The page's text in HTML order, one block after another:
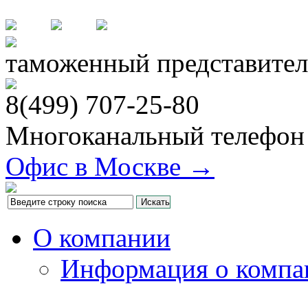
таможенный
8(499) 707-25-80
Многоканальный
Офис в Москве →
О компании
Информация о